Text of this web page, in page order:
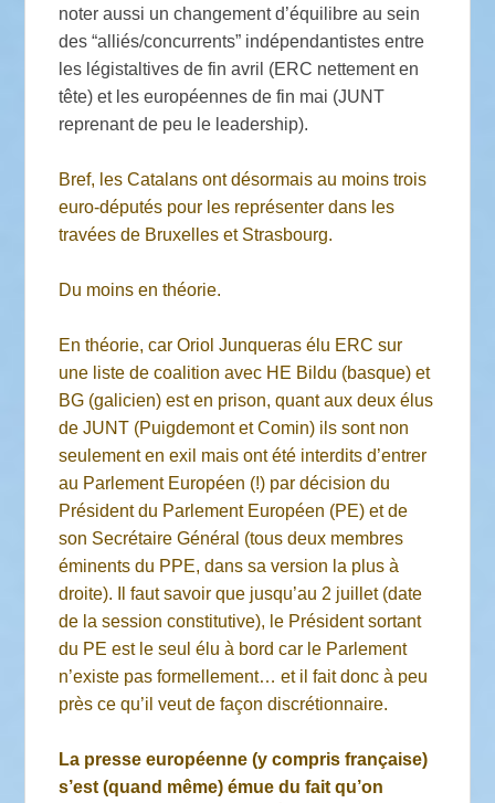
noter aussi un changement d’équilibre au sein
des “alliés/concurrents” indépendantistes entre
les légistaltives de fin avril (ERC nettement en
tête) et les européennes de fin mai (JUNT
reprenant de peu le leadership).
Bref, les Catalans ont désormais au moins trois
euro-députés pour les représenter dans les
travées de Bruxelles et Strasbourg.
Du moins en théorie.
En théorie, car Oriol Junqueras élu ERC sur
une liste de coalition avec HE Bildu (basque) et
BG (galicien) est en prison, quant aux deux élus
de JUNT (Puigdemont et Comin) ils sont non
seulement en exil mais ont été interdits d’entrer
au Parlement Européen (!) par décision du
Président du Parlement Européen (PE) et de
son Secrétaire Général (tous deux membres
éminents du PPE, dans sa version la plus à
droite). Il faut savoir que jusqu’au 2 juillet (date
de la session constitutive), le Président sortant
du PE est le seul élu à bord car le Parlement
n’existe pas formellement… et il fait donc à peu
près ce qu’il veut de façon discrétionnaire.
La presse européenne (y compris française)
s’est (quand même) émue du fait qu’on